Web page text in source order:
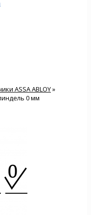
ASSA ABLOY»
0 мм